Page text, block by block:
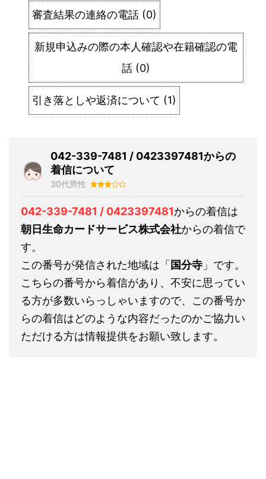
審査結果の連絡の電話 (0)
新規申込みの際の本人確認や在籍確認の電
話 (0)
引き落としや返済について (1)
042-339-7481 / 0423397481からの
着信について
30代男性
042-339-7481 / 0423397481からの着信は
朝日生命カードサービス株式会社からの着信で
す。
この番号が発信された地域は「 国分寺 」です。
こちらの番号から着信があり、不安に思ってい
る方が多数いらっしゃいますので、この番号か
らの着信はどのような内容だったのかご協力い
ただける方は情報提供をお願い致します。